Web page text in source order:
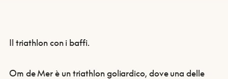
Il triathlon con i baffi.
Om de Mer è un triathlon goliardico, dove una delle